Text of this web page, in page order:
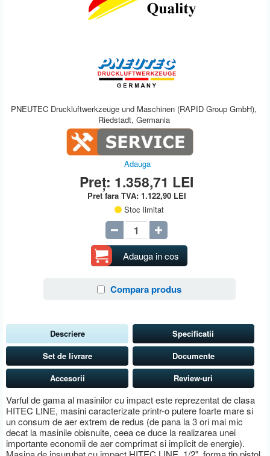
PNEUTEC Druckluftwerkzeuge und Maschinen (RAPID Group GmbH),
Riedstadt, Germania
Adauga
Preț: 1.358,71 LEI
Pret fara TVA: 1.122,90 LEI
Stoc limitat
Adauga in cos
Compara produs
Descriere
Varful de gama al masinilor cu impact este reprezentat de clasa
HITEC LINE, masini caracterizate printr-o putere foarte mare si
un consum de aer extrem de redus (de pana la 3 ori mai mic
decat la masinile obisnuite, ceea ce duce la realizarea unei
importante economii de aer comprimat si implicit de energie).
Specificatii
Set de livrare
Documente
Accesorii
Review-uri